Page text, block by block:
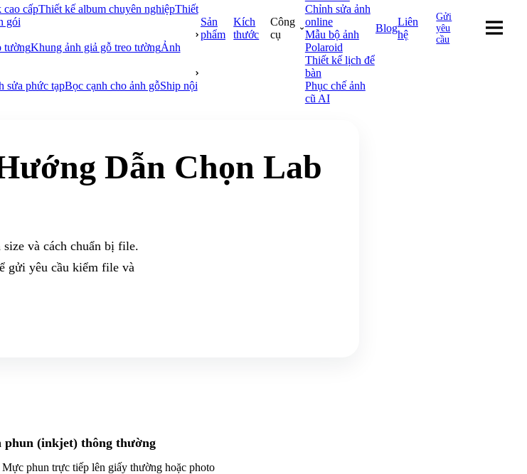
cấpThiết kế album chuyên nghiệpThiết
gói
tườngKhung ảnh giả gỗ treo tườngẢnh
sửa phức tạpBọc cạnh cho ảnh gỗShip nội
Sản
phẩm
Kích
thước
Công
cụ
Chỉnh sửa ảnh
online
Mẫu bộ ảnh
Polaroid
Thiết kế lịch để
bàn
Phục chế ảnh
cũ AI
Blog
Liên
hệ
Gửi
yêu
cầu
Dẫn Chọn Lab
và cách chuẩn bị file.
gửi yêu cầu kiểm file và
phun (inkjet) thông thường
Mực phun trực tiếp lên giấy thường hoặc photo